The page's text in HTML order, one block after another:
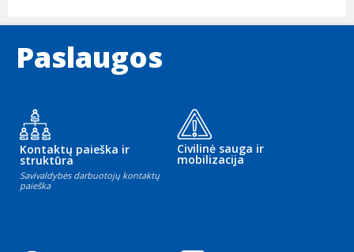
Paslaugos
Kontaktų paieška ir
struktūra
Savivaldybės darbuotojų kontaktų
paieška
Civilinė sauga ir
mobilizacija